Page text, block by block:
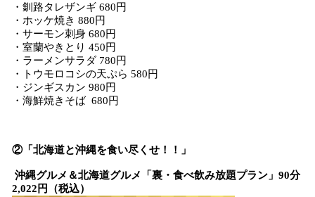
・釧路タレザンギ 680円
・ホッケ焼き 880円
・サーモン刺身 680円
・室蘭やきとり 450円
・ラーメンサラダ 780円
・トウモロコシの天ぷら 580円
・ジンギスカン 980円
・海鮮焼きそば 680円
②「北海道と沖縄を食い尽くせ！！」
沖縄グルメ＆北海道グルメ「裏・食べ飲み放題プラン」90分
2,022円（税込）